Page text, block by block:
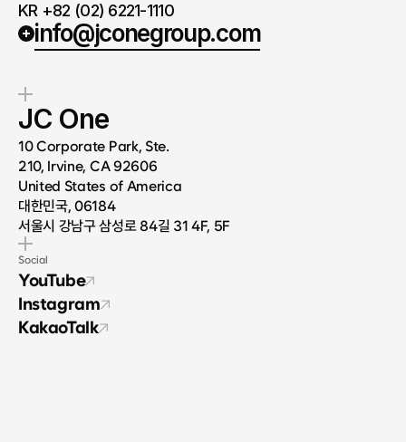
JC One
10 Corporate Park, Ste.
210, Irvine, CA 92606
United States of America
대한민국, 06184
서울시 강남구 삼성로 84길 31 4F, 5F
KR +82 (02) 6221-1110
info@jconegroup.com
Social
YouTube
Instagram
KakaoTalk